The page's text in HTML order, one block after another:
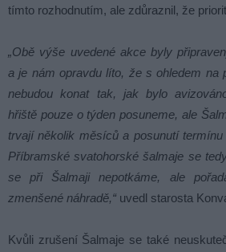
tímto rozhodnutím, ale zdůraznil, že
„Obě výše uvedené akce byly
a je nám opravdu líto, že s ohledem na
nebudou konat tak, jak bylo
hřiště pouze o týden posuneme, ale
trvají několik měsíců a posunutí
Příbramské svatohorské šalmaje se
se při Šalmaji nepotkáme, ale
zmenšené náhradě,“ uvedl starosta
Kvůli zrušení Šalmaje se také